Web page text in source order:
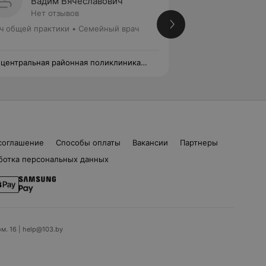
Нет отзывов
общей практики • Семейный врач
районная поликлиника
Способы оплаты Вакансии
Партнеры
персональных данных
16 | help@103.by